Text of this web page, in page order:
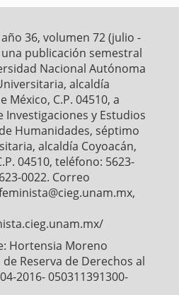
e
año 36, volumen 72 (julio -
publicación semestral
Nacional Autónoma
alcaldía
México, C.P. 04510, a
Investigaciones y Estudios
Humanidades, séptimo
alcaldía Coyoacán,
04510, teléfono: 5623-
0022. Correo
Hortensia Moreno
Reserva de Derechos al
2016- 050311391300-